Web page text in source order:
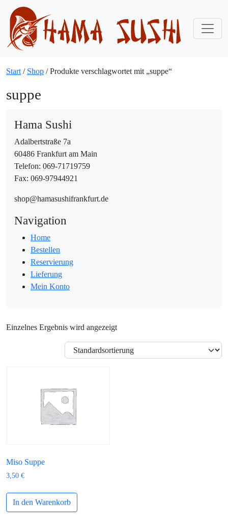
Start / Shop / Produkte verschlagwortet mit „suppe“
suppe
Einzelnes Ergebnis wird angezeigt
Miso Suppe
3,50 €
In den Warenkorb
Hama Sushi
Adalbertstraße 7a
60486 Frankfurt am Main
Telefon: 069-71719759
Fax: 069-97944921
shop@hamasushifrankfurt.de
Navigation
Home
Bestellen
Reservierung
Lieferung
Mein Konto